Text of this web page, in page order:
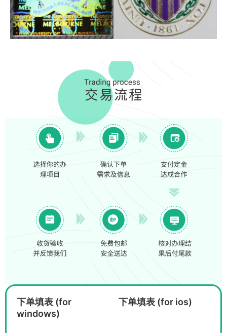
下单填表 (for
windows)
下单填表 (for ios)